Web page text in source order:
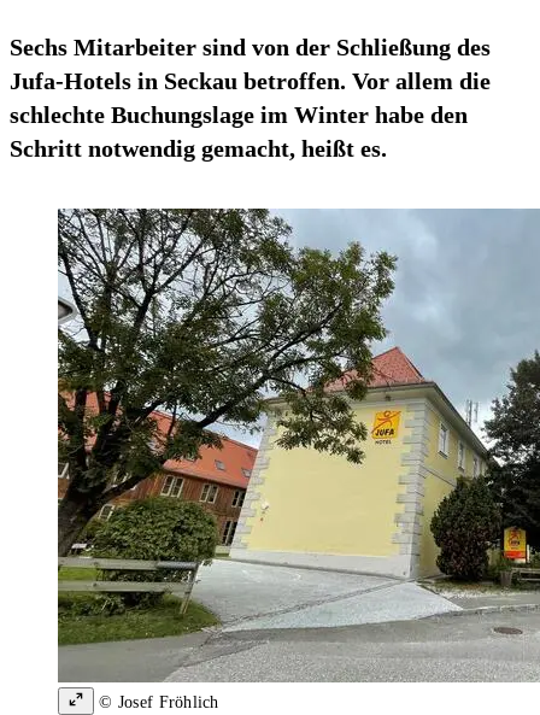
Sechs Mitarbeiter sind von der Schließung des
Jufa-Hotels in Seckau betroffen. Vor allem die
schlechte Buchungslage im Winter habe den
Schritt notwendig gemacht, heißt es.
© Josef Fröhlich